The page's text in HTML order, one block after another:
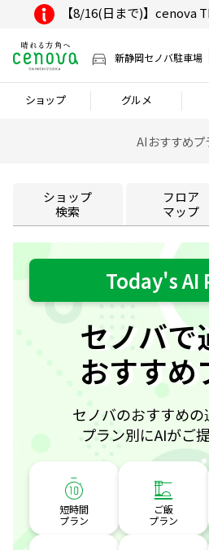
【8/16(日まで)】cenova
新静岡セノバ駐車場
ショップ グルメ
AIおすすめプ
ショップ
検索
フロア
マップ
Today's AI
セノバで
おすすめ
セノバのおすすめの
プラン別にAIがご
短時間
プラン
ご飯
プラン